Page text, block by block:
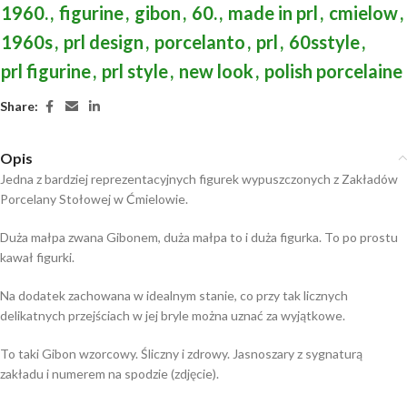
1960., figurine, gibon, 60., made in prl, cmielow,
1960s, prl design, porcelanto, prl, 60sstyle,
prl figurine, prl style, new look, polish porcelaine
Share:
Opis
Jedna z bardziej reprezentacyjnych figurek wypuszczonych z Zakładów
Porcelany Stołowej w Ćmielowie.
Duża małpa zwana Gibonem, duża małpa to i duża figurka. To po prostu
kawał figurki.
Na dodatek zachowana w idealnym stanie, co przy tak licznych
delikatnych przejściach w jej bryle można uznać za wyjątkowe.
To taki Gibon wzorcowy. Śliczny i zdrowy. Jasnoszary z sygnaturą
zakładu i numerem na spodzie (zdjęcie).